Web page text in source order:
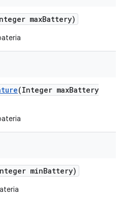
maxBattery)
(Integer maxBattery
minBattery)